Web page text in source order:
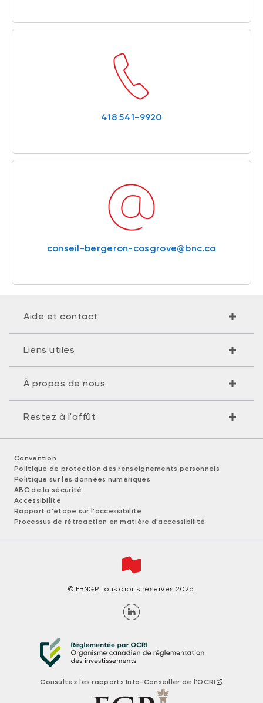
418 541-9920
conseil-bergeron-cosgrove@bnc.ca
Aide et contact
Liens utiles
À propos de nous
Restez à l'affût
Convention
Politique de protection des renseignements personnels
Politique sur les données numériques
ABC de la sécurité
Accessibilité
Rapport d'étape sur l'accessibilité
Processus de rétroaction en matière d'accessibilité
© FBNGP Tous droits réservés 2026.
Consultez les rapports Info-Conseiller de l'OCRI